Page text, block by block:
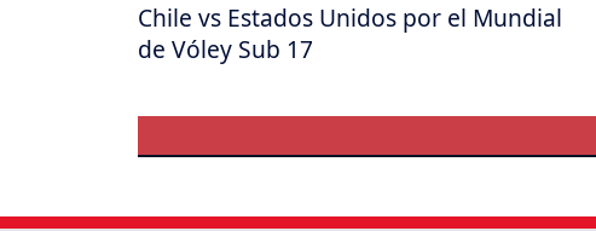
Chile vs Estados Unidos por el Mundial
de Vóley Sub 17